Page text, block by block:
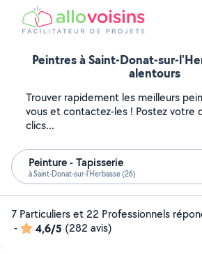
Peintres à Saint-Donat-sur-
alentours
Trouver rapidement les meilleurs
vous et contactez-les ! Postez votre
clics...
Peinture - Tapisserie
à Saint-Donat-sur-l'Herbasse (26)
7 Particuliers et 22 Professionnels
-
4,6/5 (282 avis)